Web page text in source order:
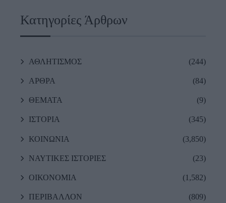
Κατηγορίες Άρθρων
ΑΘΛΗΤΙΣΜΟΣ (244)
ΑΡΘΡΑ (84)
ΘΕΜΑΤΑ (9)
ΙΣΤΟΡΙΑ (345)
ΚΟΙΝΩΝΙΑ (3,850)
ΝΑΥΤΙΚΕΣ ΙΣΤΟΡΙΕΣ (23)
ΟΙΚΟΝΟΜΙΑ (1,582)
ΠΕΡΙΒΑΛΛΟΝ (809)